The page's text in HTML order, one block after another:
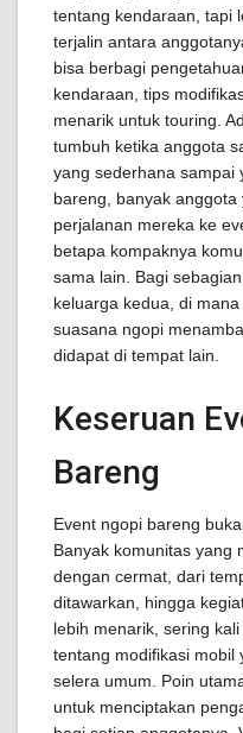
tentang kendaraan, tapi
terjalin antara
bisa berbagi
kendaraan, tips
menarik untuk touring.
tumbuh ketika anggota
yang sederhana sampai
bareng, banyak
perjalanan mereka ke
betapa kompaknya
sama lain. Bagi
keluarga kedua, di
suasana ngopi
didapat di tempat lain.
Keseruan
Bareng
Event ngopi bareng
Banyak komunitas yang
dengan cermat, dari
ditawarkan, hingga
lebih menarik, sering
tentang modifikasi mobil
selera umum. Poin
untuk menciptakan